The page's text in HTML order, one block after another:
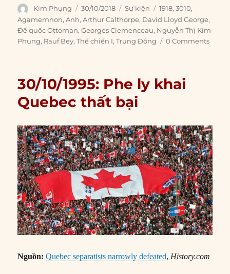
Author
Kim Phụng
Posted
on
30/10/2018 Categories
Sự kiện Tags
1918,3010,
Agamemnon,Anh,Arthur Calthorpe, David Lloyd George,
Đế quốc Ottoman,Georges Clemenceau, Nguyễn Thị Kim
Phụng, Rauf Bey,Thế chiến I,Trung Đông 0 Comments
30/10/1995: Phe ly khai
Quebec thất bại
Nguồn: Quebec separatists narrowly defeated, History.com